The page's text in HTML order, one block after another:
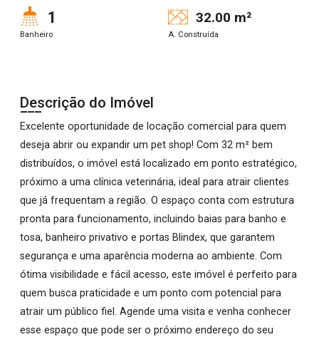
1
Banheiro
32.00 m²
A. Construída
Descrição do Imóvel
Excelente oportunidade de locação comercial para quem
deseja abrir ou expandir um pet shop! Com 32 m² bem
distribuídos, o imóvel está localizado em ponto estratégico,
próximo a uma clínica veterinária, ideal para atrair clientes
que já frequentam a região. O espaço conta com estrutura
pronta para funcionamento, incluindo baias para banho e
tosa, banheiro privativo e portas Blindex, que garantem
segurança e uma aparência moderna ao ambiente. Com
ótima visibilidade e fácil acesso, este imóvel é perfeito para
quem busca praticidade e um ponto com potencial para
atrair um público fiel. Agende uma visita e venha conhecer
esse espaço que pode ser o próximo endereço do seu